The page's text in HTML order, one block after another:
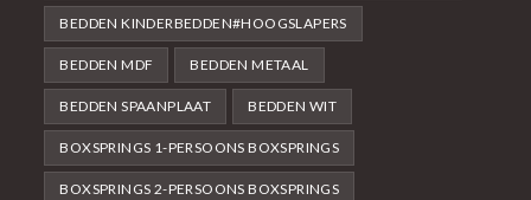
BEDDEN KINDERBEDDEN#HOOGSLAPERS
BEDDEN MDF BEDDEN METAAL
BEDDEN SPAANPLAAT BEDDEN WIT
BOXSPRINGS 1-PERSOONS BOXSPRINGS
BOXSPRINGS 2-PERSOONS BOXSPRINGS